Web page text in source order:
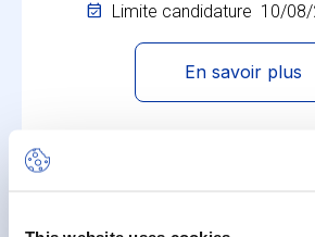
Limite candidature 10/
En savoir plus